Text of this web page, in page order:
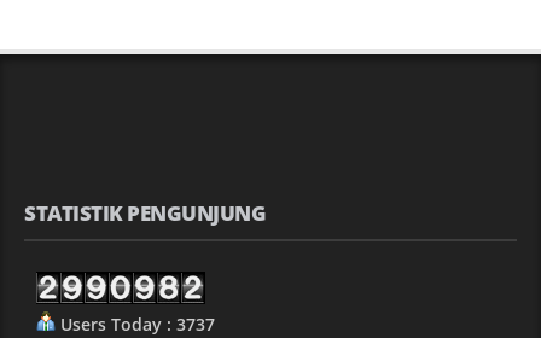
STATISTIK PENGUNJUNG
Users Today : 3737